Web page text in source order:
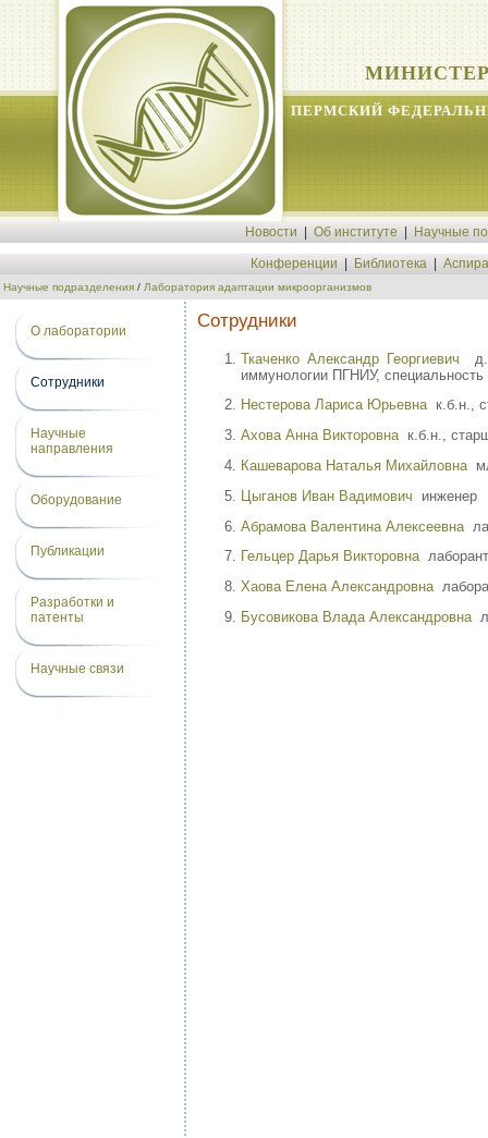
ПЕРМСКИЙ
Новости Об институте Научные
Конференции Библиотека
Научные подразделения / Лаборатория адаптации микроорганизмов
О лаборатории
Сотрудники
Научные
направления
Оборудование
Публикации
Разработки и
патенты
Научные связи
Сотрудники
Ткаченко Александр Георгиевич
иммунологии ПГНИУ,
Нестерова Лариса Юрьевнак.б.н.,
Ахова Анна Викторовнак.б.н.,
Кашеварова Наталья Михайловна
Цыганов Иван Вадимович инженер
Абрамова Валентина Алексеевна
Гельцер Дарья Викторовналаборант
Хаова Елена Александровна
Бусовикова Влада Александровна